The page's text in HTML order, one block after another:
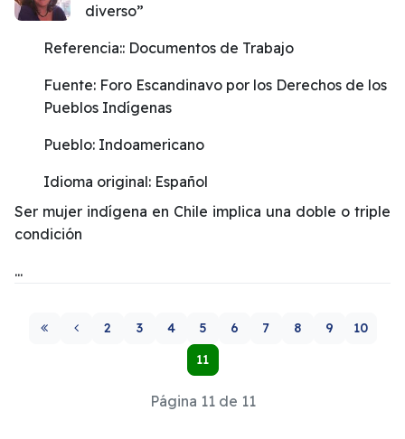
diverso”
Referencia:: Documentos de Trabajo
Fuente: Foro Escandinavo por los Derechos de los
Pueblos Indígenas
Pueblo: Indoamericano
Idioma original: Español
Ser mujer indígena en Chile implica una doble o triple
condición
...
2 3 4 5 6 7 8 9
10
11
Página 11 de 11